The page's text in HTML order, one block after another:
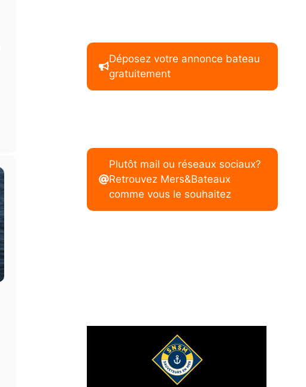
Déposez votre annonce bateau
gratuitement
Plutôt mail ou réseaux sociaux?
Retrouvez Mers&Bateaux
comme vous le souhaitez